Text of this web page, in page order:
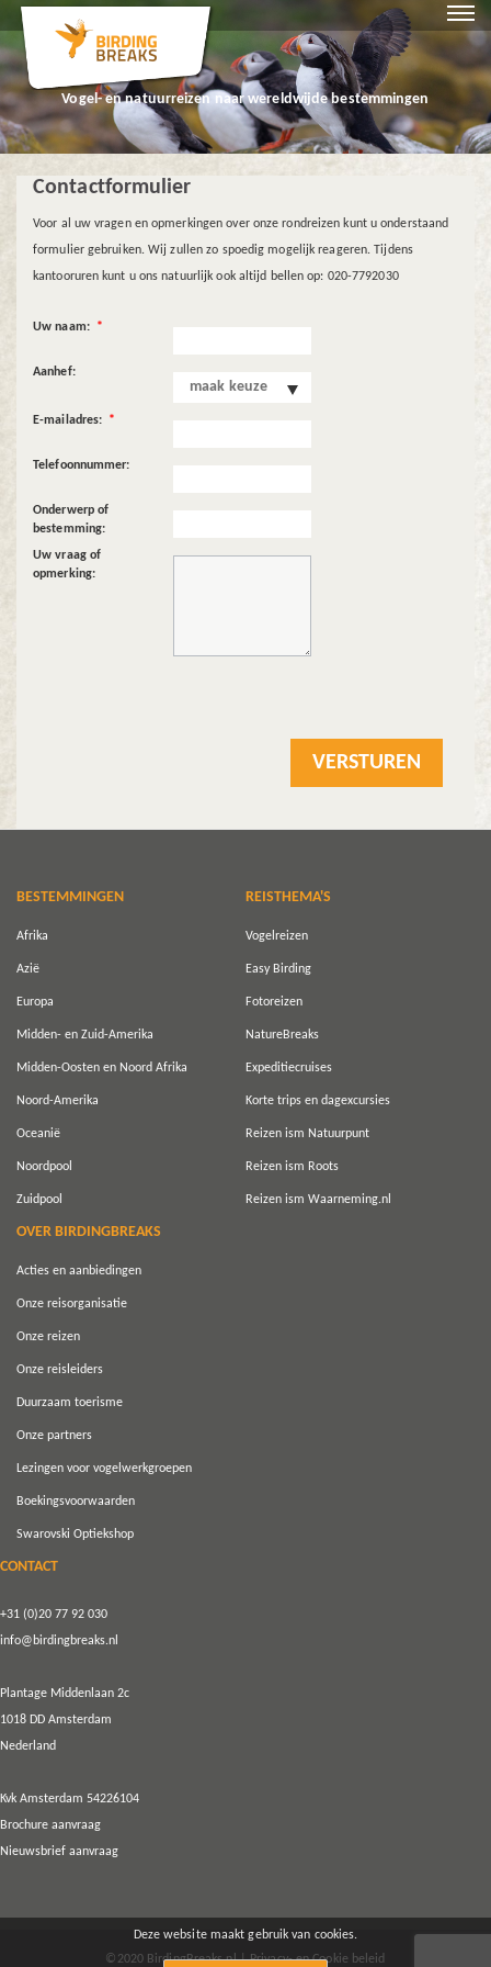
Vogel- en natuurreizen naar wereldwijde bestemmingen
Contactformulier
Voor al uw vragen en opmerkingen over onze rondreizen kunt u onderstaand
formulier gebruiken. Wij zullen zo spoedig mogelijk reageren. Tijdens
kantooruren kunt u ons natuurlijk ook altijd bellen op: 020-7792030
Uw naam: *
Aanhef:
maak keuze
E-mailadres: *
Telefoonnummer:
Onderwerp of
bestemming:
Uw vraag of
opmerking:
BESTEMMINGEN
Afrika
Azië
Europa
Midden- en Zuid-Amerika
Midden-Oosten en Noord Afrika
Noord-Amerika
Oceanië
Noordpool
Zuidpool
REISTHEMA'S
Vogelreizen
Easy Birding
Fotoreizen
NatureBreaks
Expeditiecruises
Korte trips en dagexcursies
Reizen ism Natuurpunt
Reizen ism Roots
Reizen ism Waarneming.nl
OVER BIRDINGBREAKS
Acties en aanbiedingen
Onze reisorganisatie
Onze reizen
Onze reisleiders
Duurzaam toerisme
Onze partners
Lezingen voor vogelwerkgroepen
Boekingsvoorwaarden
Swarovski Optiekshop
CONTACT
+31 (0)20 77 92 030
info@birdingbreaks.nl
Plantage Middenlaan 2c
1018 DD Amsterdam
Nederland
Kvk Amsterdam 54226104
Brochure aanvraag
Nieuwsbrief aanvraag
©2020 BirdingBreaks.nl|Privacy- en Cookie beleid
Deze website maakt gebruik van cookies.